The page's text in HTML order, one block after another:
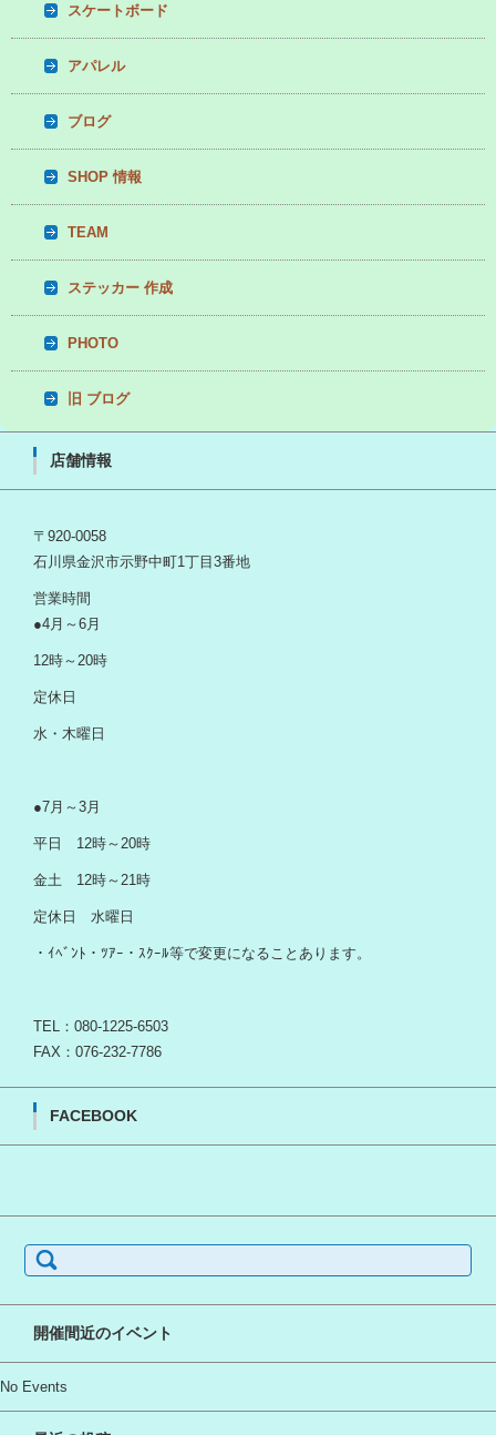
スケートボード
アパレル
ブログ
SHOP 情報
TEAM
ステッカー 作成
PHOTO
旧 ブログ
店舗情報
〒920-0058
石川県金沢市示野中町1丁目3番地
営業時間
●4月～6月
12時～20時
定休日
水・木曜日
●7月～3月
平日 12時～20時
金土 12時～21時
定休日 水曜日
・ｲﾍﾞﾝﾄ・ﾂｱｰ・ｽｸｰﾙ等で変更になることあります。
TEL：080-1225-6503
FAX：076-232-7786
FACEBOOK
索:
開催間近のイベント
No Events